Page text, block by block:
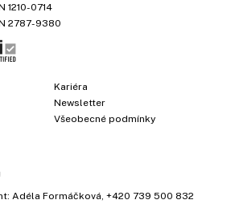
1210-0714
2787-9380
Kariéra
Newsletter
Všeobecné podmínky
Adéla Formáčková +420 739 500 832